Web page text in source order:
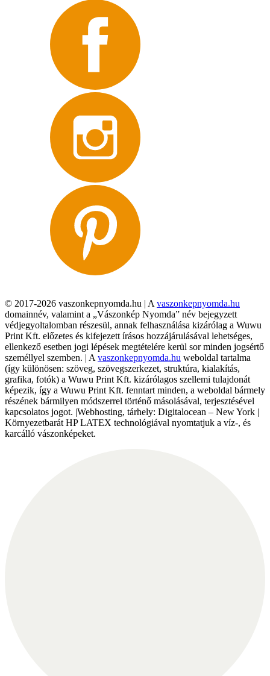
© 2017-2026 vaszonkepnyomda.hu | A vaszonkepnyomda.hu
domainnév, valamint a „Vászonkép Nyomda” név bejegyzett
védjegyoltalomban részesül, annak felhasználása kizárólag a Wuwu
Print Kft. előzetes és kifejezett írásos hozzájárulásával lehetséges,
ellenkező esetben jogi lépések megtételére kerül sor minden jogsértő
személlyel szemben. | A vaszonkepnyomda.hu weboldal tartalma
(így különösen: szöveg, szövegszerkezet, struktúra, kialakítás,
grafika, fotók) a Wuwu Print Kft. kizárólagos szellemi tulajdonát
képezik, így a Wuwu Print Kft. fenntart minden, a weboldal bármely
részének bármilyen módszerrel történő másolásával, terjesztésével
kapcsolatos jogot. |Webhosting, tárhely: Digitalocean – New York |
Környezetbarát HP LATEX technológiával nyomtatjuk a víz-, és
karcálló vászonképeket.